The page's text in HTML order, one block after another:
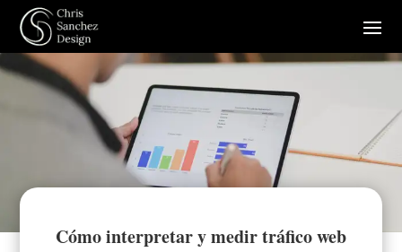
Cómo interpretar y medir tráfico web